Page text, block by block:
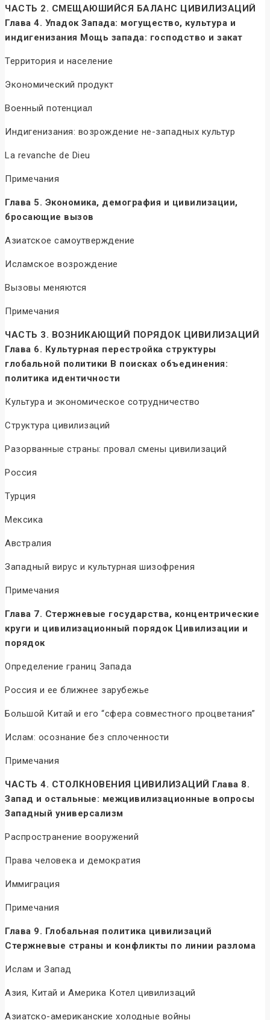
ЧАСТЬ 2. СМЕЩАЮШИЙСЯ БАЛАНС ЦИВИЛИЗАЦИЙ
Глава 4. Упадок Запада: могущество, культура и
индигенизания Мощь запада: господство и закат
Территория и население
Экономический продукт
Военный потенциал
Индигенизания: возрождение не-западных культур
La revanche de Dieu
Примечания
Глава 5. Экономика, демография и цивилизации,
бросающие вызов
Азиатское самоутверждение
Исламское возрождение
Вызовы меняются
Примечания
ЧАСТЬ 3. ВОЗНИКАЮЩИЙ ПОРЯДОК ЦИВИЛИЗАЦИЙ
Глава 6. Культурная перестройка структуры
глобальной политики В поисках объединения:
политика идентичности
Культура и экономическое сотрудничество
Структура цивилизаций
Разорванные страны: провал смены цивилизаций
Россия
Турция
Мексика
Австралия
Западный вирус и культурная шизофрения
Примечания
Глава 7. Стержневые государства, концентрические
круги и цивилизационный порядок Цивилизации и
порядок
Определение границ Запада
Россия и ее ближнее зарубежье
Большой Китай и его “сфера совместного процветания”
Ислам: осознание без сплоченности
Примечания
ЧАСТЬ 4. СТОЛКНОВЕНИЯ ЦИВИЛИЗАЦИЙ Глава 8.
Запад и остальные: межцивилизационные вопросы
Западный универсализм
Распространение вооружений
Права человека и демократия
Иммиграция
Примечания
Глава 9. Глобальная политика цивилизаций
Стержневые страны и конфликты по линии разлома
Ислам и Запад
Азия, Китай и Америка Котел цивилизаций
Азиатско-американские холодные войны